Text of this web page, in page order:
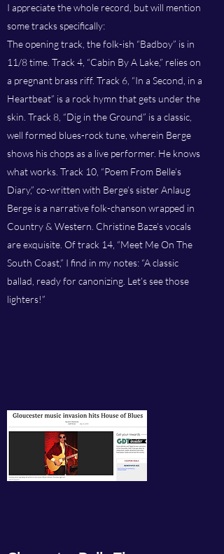
I appreciate the whole record, but will mention
some tracks specifically:
The opening track, the folk-ish “Badboy” is in
11/8 time. Track 4, “Cabin By A Lake,” relies on
a pregnant brass riff. Track 6, “In a Second, in a
Heartbeat” is a rock hymn that gets under the
skin. Track 8, “Dig in the Ground” is a classic,
well formed blues-rock tune, wherein Berge
shows his chops as a live performer. He knows
what works. Track 10, “Poem From Belle’s
Diary,” co-written with Berge’s sister Anlaug
Berge is a narrative folk-chanson wrapped in
Country & Western. Christine Baze’s vocals
are exquisite. Of track 14, “Meet Me On The
South Coast,” I find in my notes: “A classic
ballad, ready for canonizing. Let’s see those
lighters!”